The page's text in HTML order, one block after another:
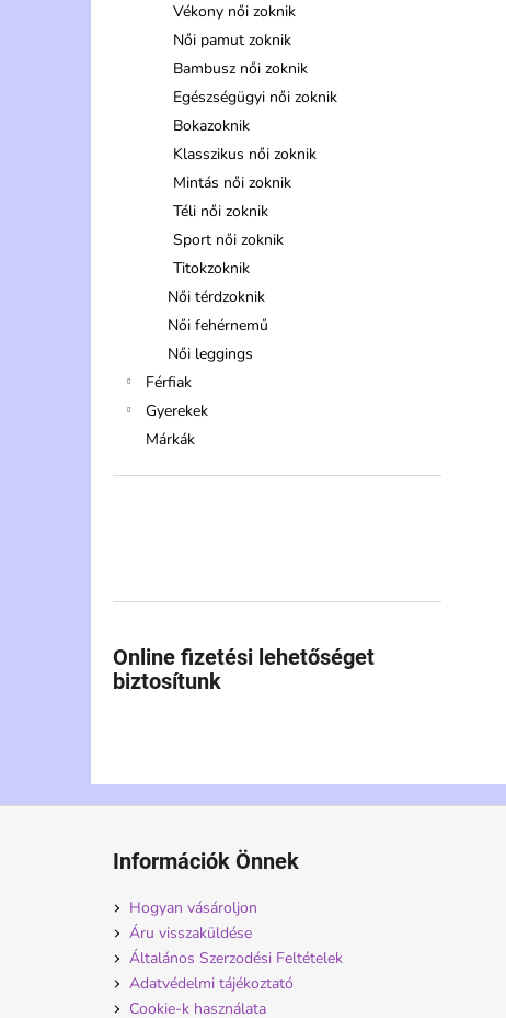
Vékony női zoknik
Női pamut zoknik
Bambusz női zoknik
Egészségügyi női zoknik
Bokazoknik
Klasszikus női zoknik
Mintás női zoknik
Téli női zoknik
Sport női zoknik
Titokzoknik
Női térdzoknik
Női fehérnemű
Női leggings
Férfiak
Gyerekek
Márkák
Online fizetési lehetőséget
biztosítunk
Információk Önnek
Hogyan vásároljon
Áru visszaküldése
Általános Szerzodési Feltételek
Adatvédelmi tájékoztató
Cookie-k használata